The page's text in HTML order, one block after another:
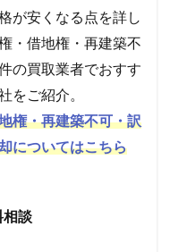
が安くなる点を詳し
・借地権・再建築不
の買取業者でおすす
をご紹介。
権・再建築不可・訳
についてはこちら
相談